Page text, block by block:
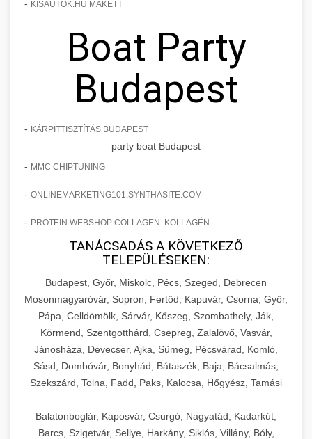
- KISAUTOK.HU MAKETT
Boat Party
Budapest
- KÁRPITTISZTÍTÁS BUDAPEST
party boat Budapest
- MMC CHIPTUNING
- ONLINEMARKETING101.SYNTHASITE.COM
- PROTEIN WEBSHOP COLLAGEN: KOLLAGÉN
TANÁCSADÁS A KÖVETKEZŐ
TELEPÜLÉSEKEN:
Budapest, Győr, Miskolc, Pécs, Szeged, Debrecen
Mosonmagyaróvár, Sopron, Fertőd, Kapuvár, Csorna, Győr,
Pápa, Celldömölk, Sárvár, Kőszeg, Szombathely, Ják,
Körmend, Szentgotthárd, Csepreg, Zalalövő, Vasvár,
Jánosháza, Devecser, Ajka, Sümeg, Pécsvárad, Komló,
Sásd, Dombóvár, Bonyhád, Bátaszék, Baja, Bácsalmás,
Szekszárd, Tolna, Fadd, Paks, Kalocsa, Hőgyész, Tamási
Balatonboglár, Kaposvár, Csurgó, Nagyatád, Kadarkút,
Barcs, Szigetvár, Sellye, Harkány, Siklós, Villány, Bóly,